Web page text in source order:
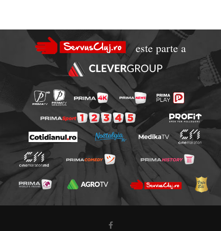
este parte a